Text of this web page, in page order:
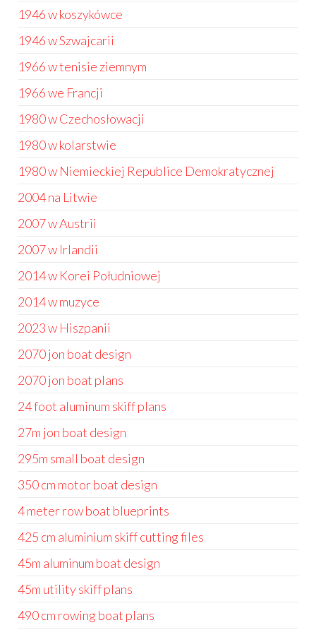
1946 w koszykówce
1946 w Szwajcarii
1966 w tenisie ziemnym
1966 we Francji
1980 w Czechosłowacji
1980 w kolarstwie
1980 w Niemieckiej Republice Demokratycznej
2004 na Litwie
2007 w Austrii
2007 w Irlandii
2014 w Korei Południowej
2014 w muzyce
2023 w Hiszpanii
2070 jon boat design
2070 jon boat plans
24 foot aluminum skiff plans
27m jon boat design
295m small boat design
350 cm motor boat design
4 meter row boat blueprints
425 cm aluminium skiff cutting files
45m aluminum boat design
45m utility skiff plans
490 cm rowing boat plans